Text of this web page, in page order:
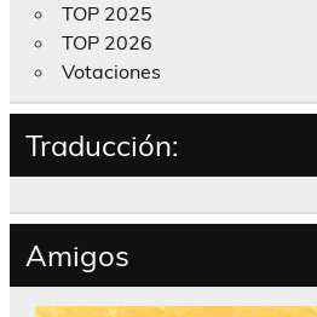
TOP 2025
TOP 2026
Votaciones
Traducción:
Amigos